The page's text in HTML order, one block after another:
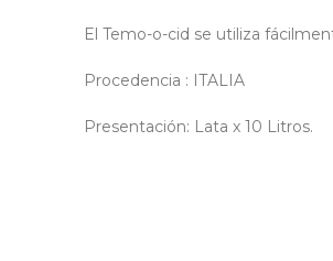
El Temo-o-cid se utiliza
Procedencia : ITALIA
Presentación: Lata x 10 Litros.